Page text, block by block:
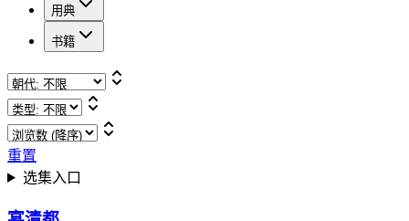
用典
书籍
重置
选集入口